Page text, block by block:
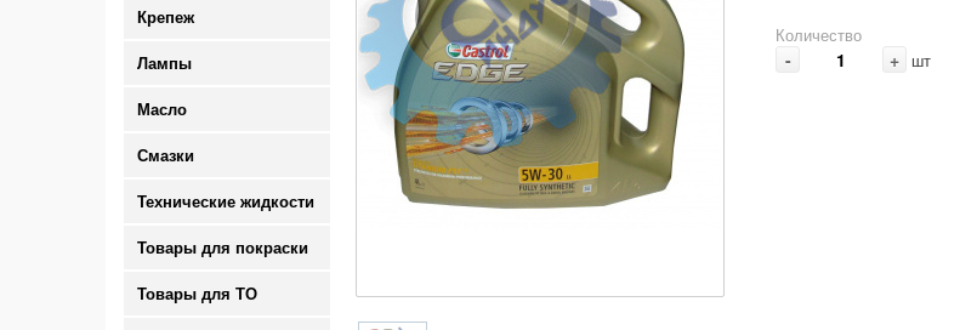
Крепеж
Лампы
Масло
Смазки
Технические жидкости
Товары для покраски
Товары для ТО
Количество
- + шт